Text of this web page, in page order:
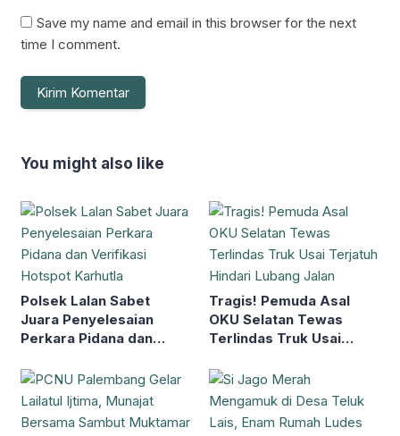
Save my name and email in this browser for the next
time I comment.
You might also like
Polsek Lalan Sabet
Juara Penyelesaian
Perkara Pidana dan
Karhutla
Tragis! Pemuda Asal
OKU Selatan Tewas
Terlindas Truk Usai
Jalan